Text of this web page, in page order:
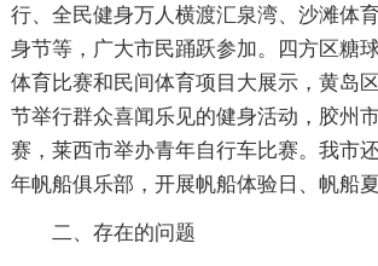
行、全民健身万人横渡汇泉湾、沙滩体
身节等，广大市民踊跃参加。四方区糖
体育比赛和民间体育项目大展示，黄岛
节举行群众喜闻乐见的健身活动，胶州
赛，莱西市举办青年自行车比赛。我市
年帆船俱乐部，开展帆船体验日、帆船
二、存在的问题